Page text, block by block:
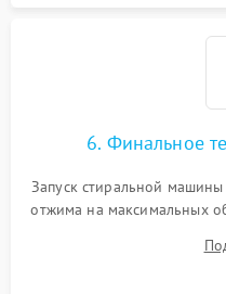
6. Финальное
Запуск стиральной
отжима на максимальных
корректности слива,
посторонних